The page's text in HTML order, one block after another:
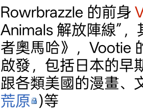
Rowrbrazzle 的前身
Animals 解放陣線”
者奧馬哈》，Vootie
啟發，包括日本的早
跟各類美國的漫畫、
荒原 )等